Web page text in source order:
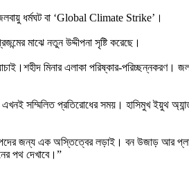
ধর্মঘট বা ‘Global Climate Strike’।
মাঝে নতুন উদ্দীপনা সৃষ্টি করেছে।
মিনার এলাকা পরিষ্কার-পরিচ্ছন্নকরণ।
এখনই সম্মিলিত প্রতিরোধের সময়। হাসিমুখ ইয়ুথ
জন্য এক অস্তিত্বের লড়াই। বন উজাড় আর
পথ দেখাবে।”